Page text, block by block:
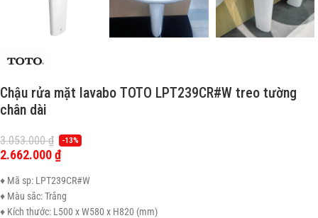
Chậu rửa mặt lavabo TOTO LPT239CR#W treo tường
chân dài
3.053.000₫ -13%
2.662.000₫
♦ Mã sp: LPT239CR#W
♦ Màu sắc: Trắng
♦ Kích thước: L500 x W580 x H820 (mm)